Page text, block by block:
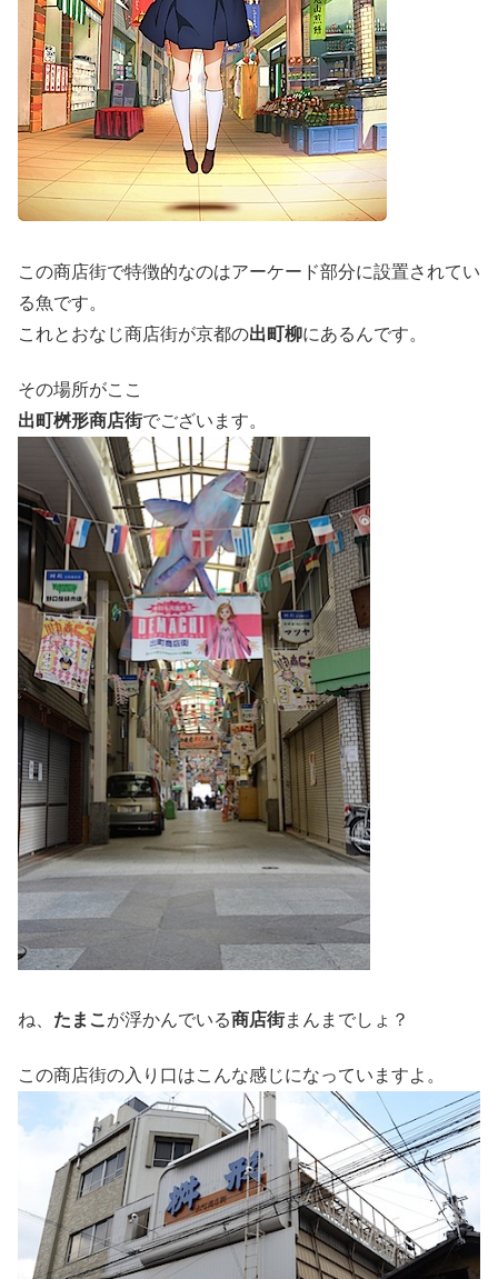
この商店街で特徴的なのはアーケード部分に設置されてい
る魚です。
これとおなじ商店街が京都の出町柳にあるんです。
その場所がここ
出町桝形商店街でございます。
ね、 たまこ が浮かんでいる商店街まんまでしょ？
この商店街の入り口はこんな感じになっていますよ。